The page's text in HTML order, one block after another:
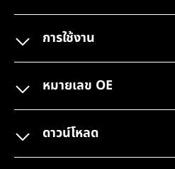
การใช้งาน
หมายเลข OE
ดาวน์โหลด